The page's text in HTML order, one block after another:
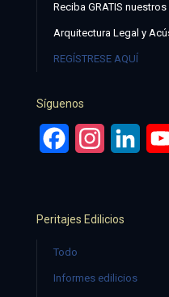
Reciba GRATIS
Arquitectura Legal y
REGÍSTRESE AQUÍ
Síguenos
FacebookInstagram
Peritajes Edilicios
Todo
Informes edilicios